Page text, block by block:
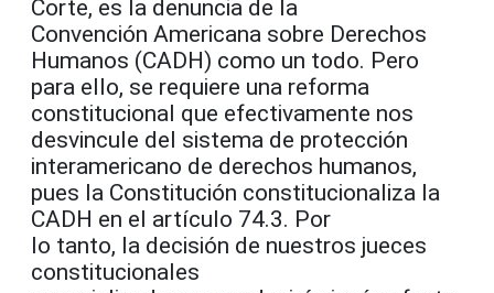
Corte, es la denuncia de la
Convención Americana sobre Derechos
Humanos (CADH) como un todo. Pero
para ello, se requiere una reforma
constitucional que efectivamente nos
desvincule del sistema de protección
interamericano de derechos humanos,
pues la Constitución constitucionaliza la
CADH en el artículo 74.3. Por
lo tanto, la decisión de nuestros jueces
constitucionales